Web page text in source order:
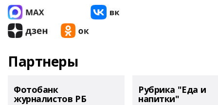
Партнеры
Фотобанк
журналистов РБ
Рубрика "Еда и
напитки"